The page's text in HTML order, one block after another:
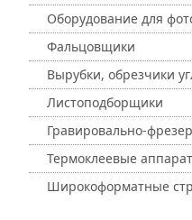
Оборудование для
Фальцовщики
Вырубки, обрезчики
Листоподборщики
Гравировально-
Термоклеевые
Широкоформатные